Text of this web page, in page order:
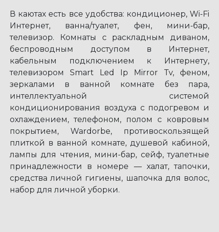
В каютах есть все удобства: кондиционер, Wi-Fi
Интернет, ванна/туалет, фен, мини-бар,
телевизор. Комнаты с раскладным диваном,
беспроводным доступом в Интернет,
кабельным подключением к Интернету,
телевизором Smart Led Ip Mirror Tv, феном,
зеркалами в ванной комнате без пара,
интеллектуальной системой
кондиционирования воздуха с подогревом и
охлаждением, телефоном, полом с ковровым
покрытием, Wardorbe, противоскользящей
плиткой в ванной комнате, душевой кабиной,
лампы для чтения, мини-бар, сейф, туалетные
принадлежности в номере — халат, тапочки,
средства личной гигиены, шапочка для волос,
набор для личной уборки.